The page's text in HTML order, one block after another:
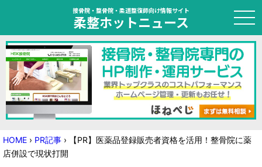
接骨院・整骨院・柔道整復師向け情報サイト
柔整ホットニュース
HOME
トピック
ニュース
HOME › PR記事 › 【PR】医薬品登録販売者資格を活用！整骨院に薬
店併設で現状打開